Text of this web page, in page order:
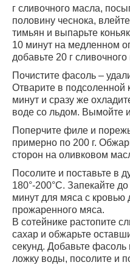
г сливочного масла,
половину чеснока,
тимьян и выпарьте
10 минут на медленном
добавьте 20 г
Почистите фасоль –
Отварите в подсоленной
минут и сразу же
воде со льдом. Вымойте
Поперчите филе и
примерно по 200 г.
сторон на оливковом
Посолите и поставьте в
180°-200°С. Запекайте
минут для мяса с
прожаренного мяса.
В сотейнике растопите
сахар и обжарьте
секунд. Добавьте
ложку воды, посолите и